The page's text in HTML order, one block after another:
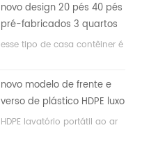
novo design 20 pés 40 pés
pré-fabricados 3 quartos
minúscula casa recipiente
esse tipo de casa contêiner é
e com sistema elétrico.
novo modelo de frente e
verso de plástico HDPE luxo
público banheiro lavatório
HDPE lavatório portátil ao ar